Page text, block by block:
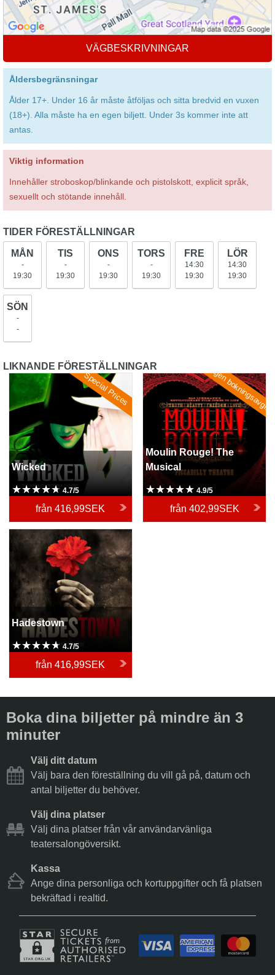
VÄGBESKRIVNINGAR
Åldersbegränsningar
Ålder 17+. Under 16 år måste åtföljas och sitta bredvid en vuxen
(18+). Alla måste ha en egen biljett. Under 3s kommer inte att
antas.
Viktig information
Innehåller stroboskop/blinkande och pistolskott, explicit språk,
sexuellt och stötande innehåll.
TIDER FÖRESTÄLLNINGAR
MÅN
-
19:30
TIS
-
19:30
ONS
-
19:30
TORS
-
19:30
FRE
14:30
19:30
LÖR
14:30
19:30
SÖN
-
-
LIKNANDE FÖRESTÄLLNINGAR
Wicked
Special Prices
Wicked
4.7/5
från416,99SEK
Moulin Rouge! The Musical
Ingen bokningsavgift
Moulin Rouge! The
Musical
4.9/5
från 402,99SEK
Hadestown
Hadestown
4.7/5
från416,99SEK
Boka dina biljetter på mindre än 3
minuter
Välj ditt datum
Välj bara den föreställning du vill gå på, datum och
antal biljetter du behöver.
Välj dina platser
Välj dina platser från vår användarvänliga
teatersalongöversikt.
Kassa
Ange dina personliga och kortuppgifter och få platsen
bekräftad i realtid.